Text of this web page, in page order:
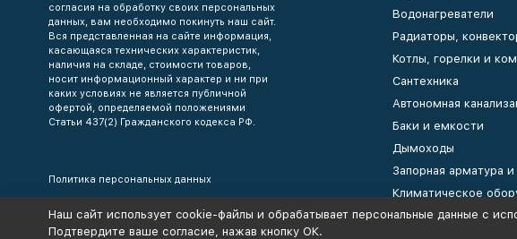
согласия на обработку своих персональных
данных, вам необходимо покинуть наш сайт.
Вся представленная на сайте информация,
касающаяся технических характеристик,
наличия на складе, стоимости товаров,
носит информационный характер и ни при
каких условиях не является публичной
офертой, определяемой положениями
Статьи 437(2) Гражданского кодекса РФ.
Политика персональных данных
Водонагреватели
Радиаторы,
Котлы, горелки и
Сантехника
Автономная
Баки и емкости
Дымоходы
Запорная арматура
Климатическое
Коллекторы и
Наш сайт использует cookie-файлы и обрабатывает персональные данные с
Подтвердите ваше согласие, нажав кнопку ОК.